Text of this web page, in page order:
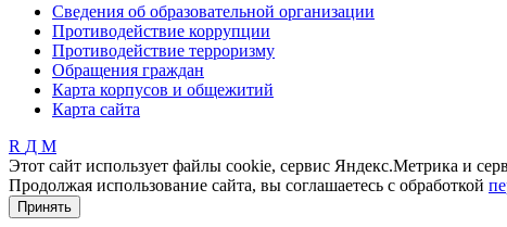
Сведения об образовательной организации
Противодействие коррупции
Противодействие терроризму
Обращения граждан
Карта корпусов и общежитий
Карта сайта
R Д М
Этот сайт использует файлы cookie, сервис Яндекс.Метрика и
Продолжая использование сайта, вы соглашаетесь с обработкой
Принять